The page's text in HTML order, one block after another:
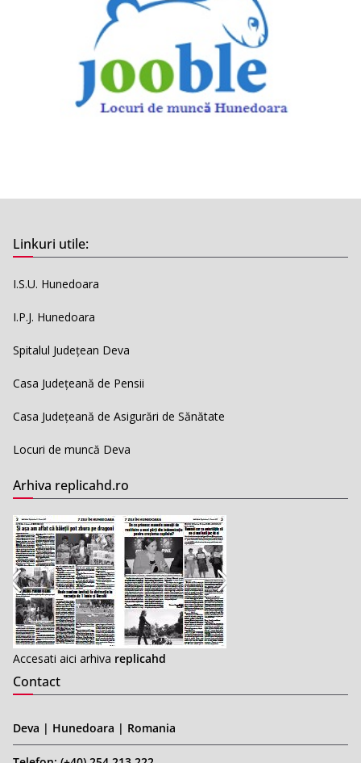
Linkuri utile:
I.S.U. Hunedoara
I.P.J. Hunedoara
Spitalul Județean Deva
Casa Județeană de Pensii
Casa Județeană de Asigurări de Sănătate
Locuri de muncă Deva
Arhiva replicahd.ro
Accesati aici arhiva replicahd
Contact
Deva | Hunedoara | Romania